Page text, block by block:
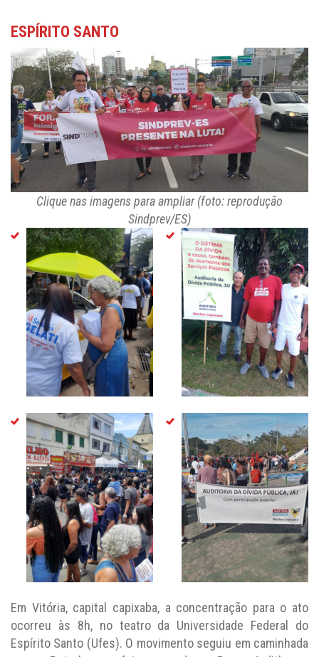
ESPÍRITO SANTO
Clique nas imagens para ampliar (foto: reprodução
Sindprev/ES)
Em Vitória, capital capixaba, a concentração para o ato
ocorreu às 8h, no teatro da Universidade Federal do
Espírito Santo (Ufes). O movimento seguiu em caminhada